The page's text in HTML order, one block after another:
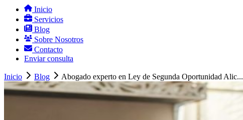
Inicio
Servicios
Blog
Sobre Nosotros
Contacto
Enviar consulta
Inicio Blog Abogado experto en Ley de Segunda Oportunidad Alic...